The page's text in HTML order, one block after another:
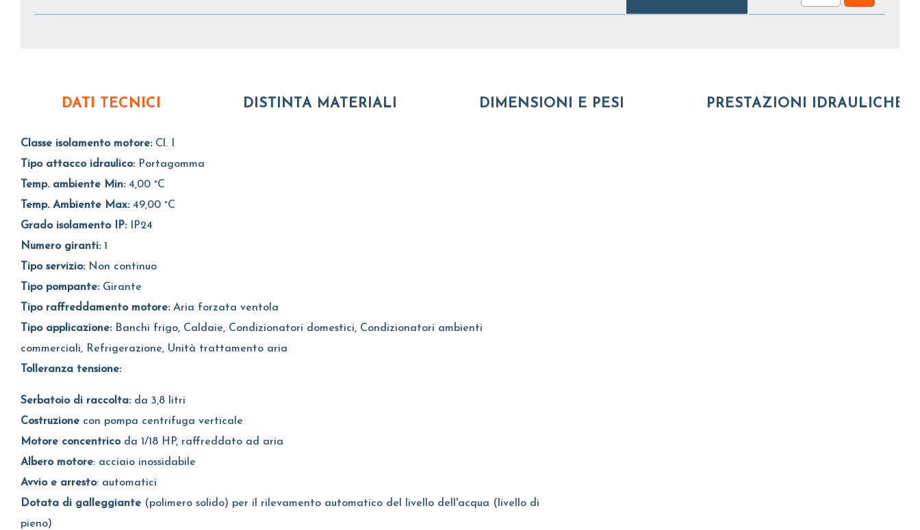
DATI TECNICI DISTINTA MATERIALI DIMENSIONI E PESI PRESTAZIONI IDRAULICHE
Classe isolamento motore: Cl. I
Tipo attacco idraulico: Portagomma
Temp. ambiente Min: 4,00 °C
Temp. Ambiente Max: 49,00 °C
Grado isolamento IP:
IP24
Numero giranti: 1
Tipo servizio: Non continuo
Tipo pompante: Girante
Tipo raffreddamento motore: Aria forzata ventola
Tipo applicazione: Banchi frigo, Caldaie, Condizionatori domestici, Condizionatori ambienti
commerciali, Refrigerazione, Unità trattamento aria
Tolleranza tensione:
Serbatoio di raccolta:da 3,8 litri
Costruzione con pompa centrifuga verticale
Motore concentricoda 1/18 HP, raffreddato ad aria
Albero motore: acciaio inossidabile
Avvio e arresto: automatici
Dotata di galleggiante (polimero solido) per il rilevamento automatico del livello dell'acqua (livello di
pieno)